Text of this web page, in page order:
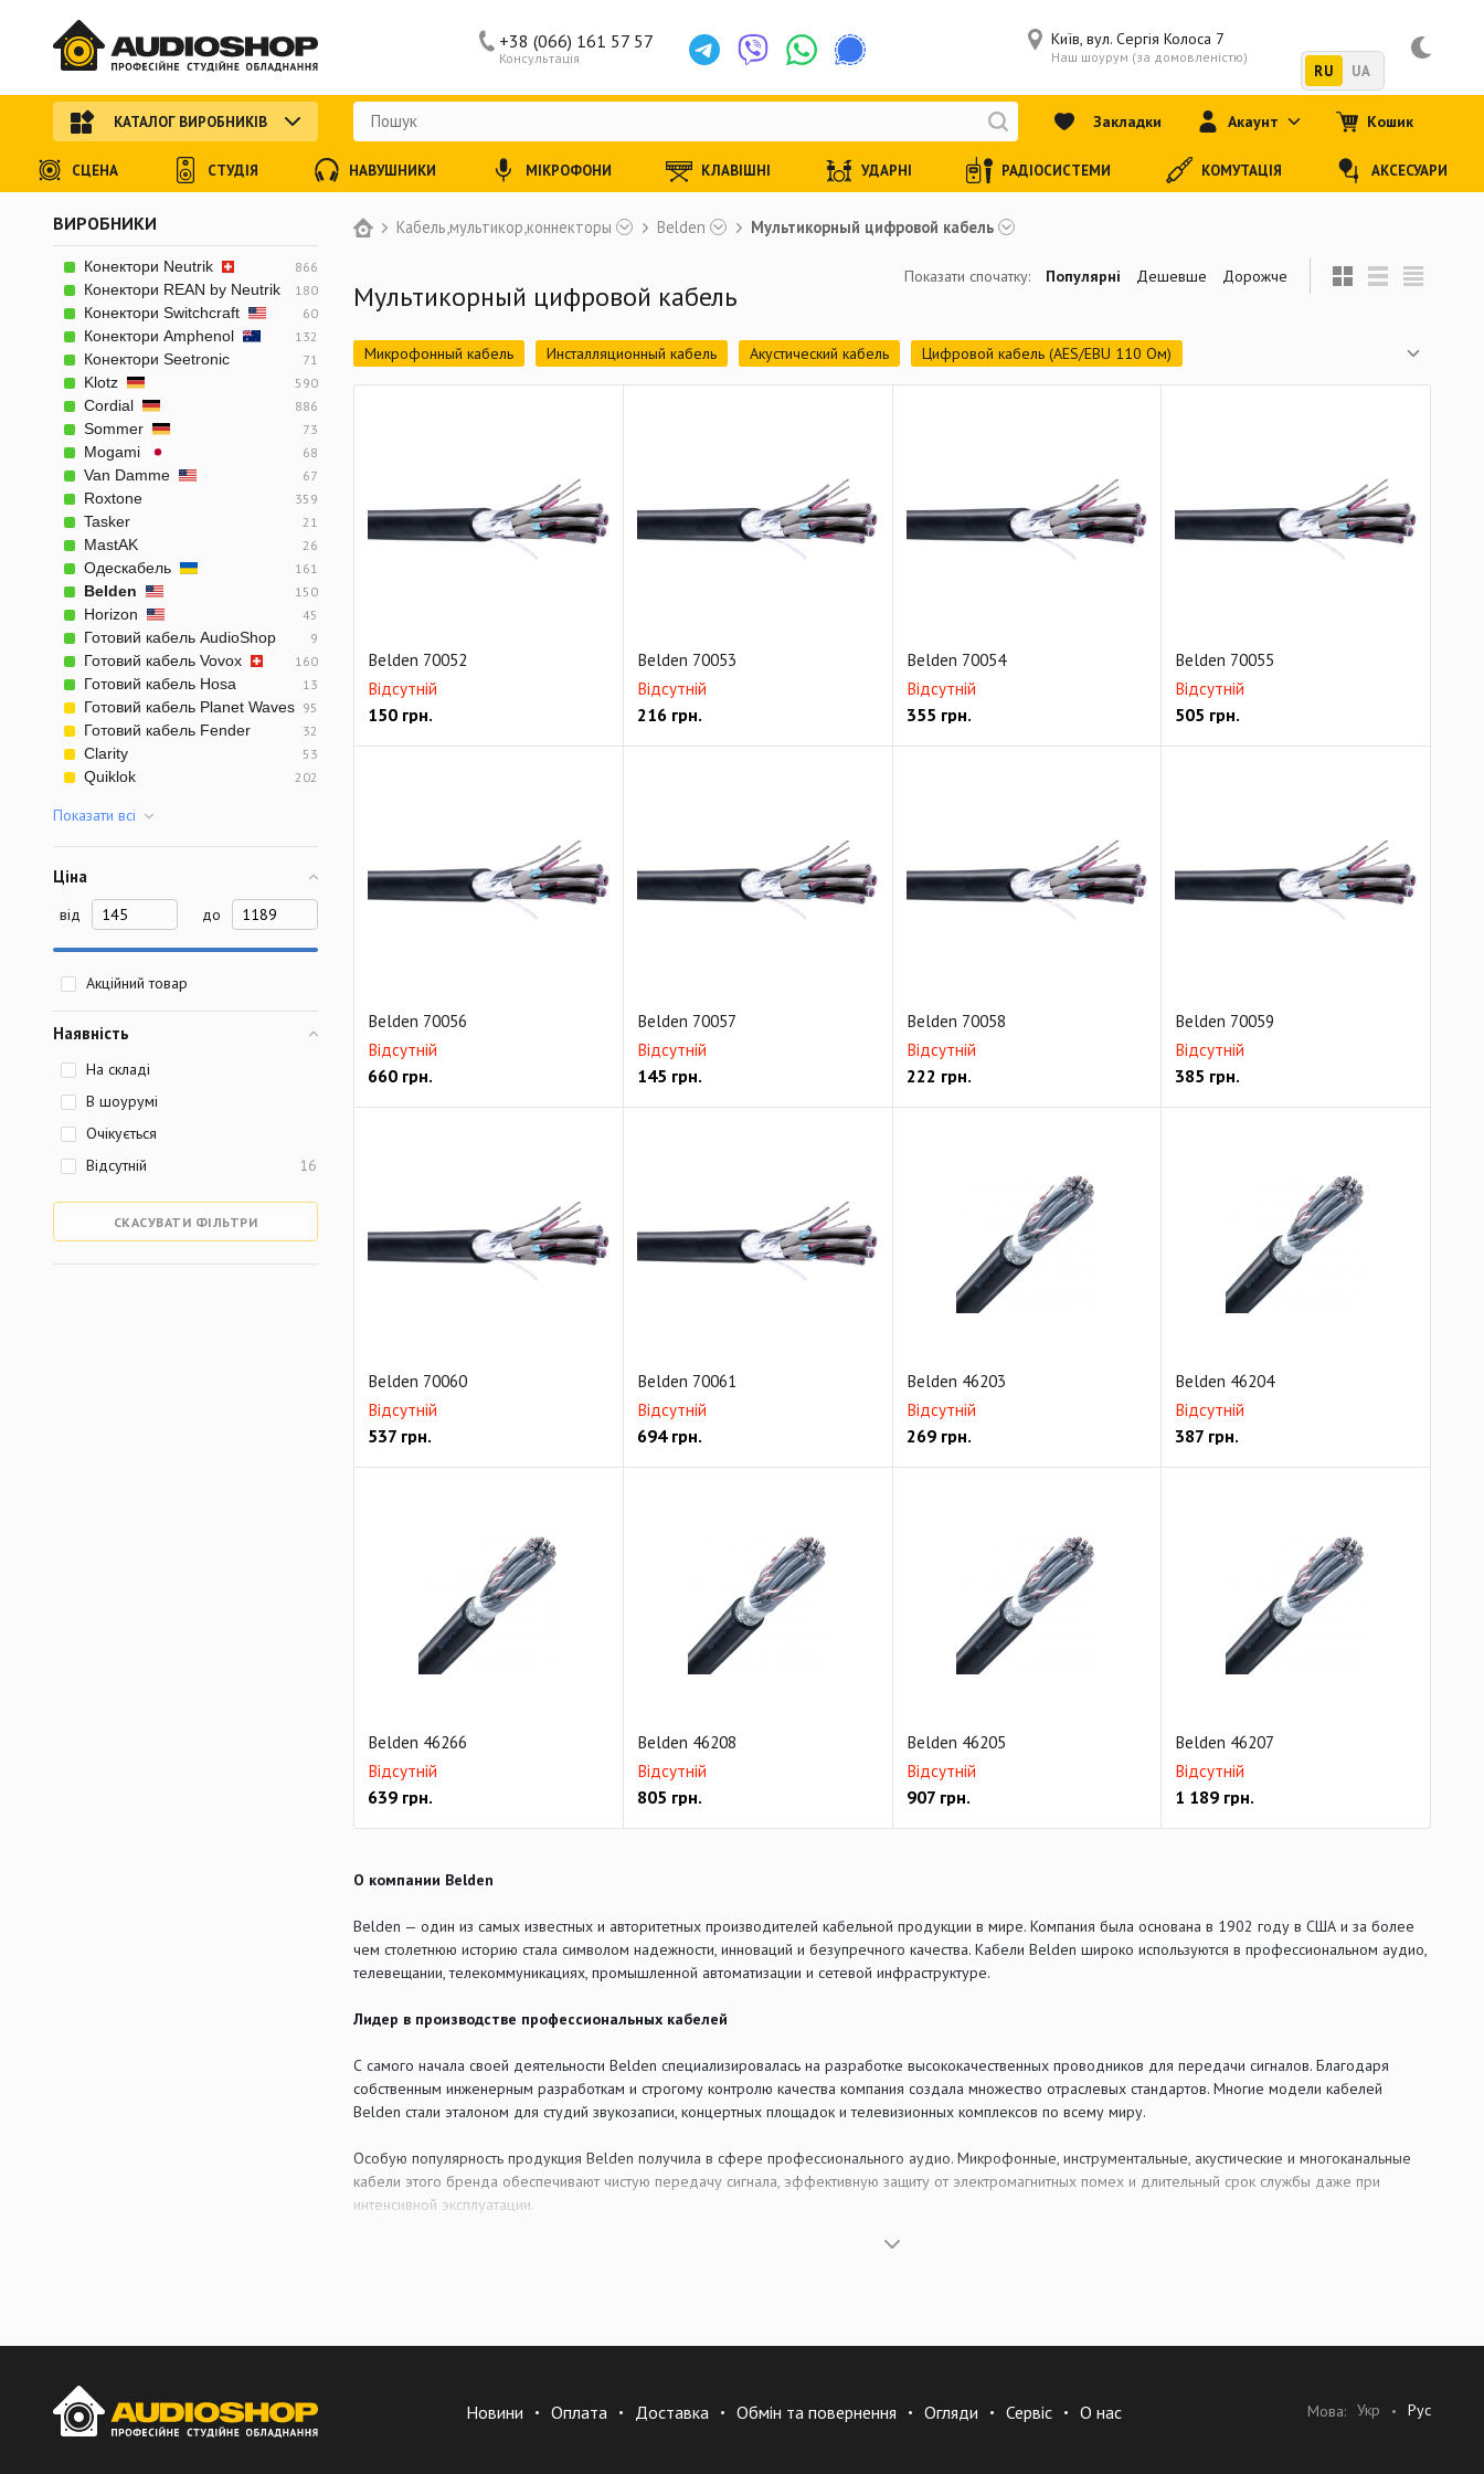
Кабель,мультикор,коннекторы Belden Мультикорный цифровой кабель
Мультикорный цифровой кабель
Микрофонный кабель Инсталляционный кабель Акустический кабель
Цифровой кабель (AES/EBU 110 Ом)
Мультикорный кабель Comercial AV
Мультикорный кабель Flex Brade Мультикорный цифровой кабель
Аналоговый видеокабель
Цифровой магистральный видеокабель RG11/U 75 Ом
Цифровой SMPTE 3GB HD-SDI 1080p
TRIAX видеокабель RG59/U 75 Ом
SMPTE 311M Hybrid Camera Cable
Цифровой RGB/SDI/HDTV видео-мультикор, 75 Ом Кабель передачи данных CAT5e
DMX кабель
Belden 70052
Відсутній
150 грн.
Belden 70053
Відсутній
216грн.
Belden 70054
Відсутній
355 грн.
Belden 70055
Відсутній
505 грн.
Belden 70056
Відсутній
660 грн.
Belden 70057
Відсутній
145 грн.
Belden 70058
Відсутній
222 грн.
Belden 70059
Відсутній
385 грн.
Belden 70060
Відсутній
537 грн.
Belden 70061
Відсутній
694грн.
Belden 46203
Відсутній
269грн.
Belden 46204
Відсутній
387 грн.
Belden 46266
Відсутній
639 грн.
Belden 46208
Відсутній
805 грн.
Belden 46205
Відсутній
907грн.
Belden 46207
Відсутній
1 189 грн.
Показати спочатку: Популярні Дешевше Дорожче
О компании Belden
Belden — один из самых известных и авторитетных производителей кабельной продукции в мире. Компания была основана в 1902 году в США и за более
чем столетнюю историю стала символом надежности, инноваций и безупречного качества. Кабели Belden широко используются в профессиональном аудио,
телевещании, телекоммуникациях, промышленной автоматизации и сетевой инфраструктуре.
Лидер в производстве профессиональных кабелей
С самого начала своей деятельности Belden специализировалась на разработке высококачественных проводников для передачи сигналов. Благодаря
собственным инженерным разработкам и строгому контролю качества компания создала множество отраслевых стандартов. Многие модели кабелей
Belden стали эталоном для студий звукозаписи, концертных площадок и телевизионных комплексов по всему миру.
Особую популярность продукция Belden получила в сфере профессионального аудио. Микрофонные, инструментальные, акустические и многоканальные
кабели этого бренда обеспечивают чистую передачу сигнала, эффективную защиту от электромагнитных помех и длительный срок службы даже при
интенсивной эксплуатации.
гарантирует стабильную работу кабелей и минимальные потери сигнала.
ВИРОБНИКИ
Конектори Neutrik 866
Конектори REAN by Neutrik 180
Конектори Switchcraft 60
Конектори Amphenol 132
Конектори Seetronic 71
Klotz 590
Cordial 886
Sommer 73
Mogami 68
Van Damme 67
Roxtone 359
Tasker 21
MastAK 26
Одескабель 161
Belden 150
Horizon 45
Готовий кабель AudioShop 9
Готовий кабель Vovox 160
Готовий кабель Hosa 13
Готовий кабель Planet Waves 95
Готовий кабель Fender 32
Clarity 53
Quiklok 202
Показати всi
Ціна
від до
Акційний товар
Наявність
На складі
В шоурумі
Очікується
Відсутній
16
СКАСУВАТИ ФІЛЬТРИ
Консультація
+38 (066) 161 57 57 Київ, вул. Сергія Колоса 7
Наш шоурум (за домовленістю)
RU UA
КАТАЛОГ ВИРОБНИКІВ Закладки Акаунт Кошик
СЦЕНА СТУДІЯ НАВУШНИКИ МІКРОФОНИ КЛАВІШНІ УДАРНІ РАДІОСИСТЕМИ КОМУТАЦІЯ АКСЕСУАРИ
Новини Оплата Доставка Обмін та повернення Огляди Сервіс О нас Мова: Укр Рус